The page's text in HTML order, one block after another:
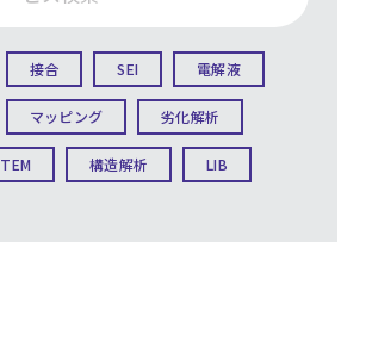
接合 SEI 電解液
マッピング 劣化解析
TEM 構造解析 LIB